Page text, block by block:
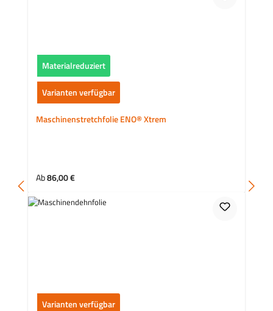
Materialreduziert
Varianten verfügbar
Maschinenstretchfolie ENO® Xtrem
Regulärer Preis:
Ab86,00 €
Varianten verfügbar